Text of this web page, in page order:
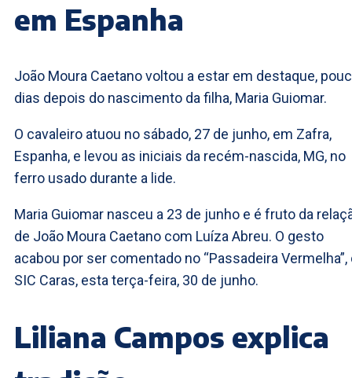
em Espanha
João Moura Caetano voltou a estar em destaque,
dias depois do nascimento da filha, Maria Guiomar.
O cavaleiro atuou no sábado, 27 de junho, em Zafra,
Espanha, e levou as iniciais da recém-nascida, MG, no
ferro usado durante a lide.
Maria Guiomar nasceu a 23 de junho e é fruto da
de João Moura Caetano com Luíza Abreu. O gesto
acabou por ser comentado no “Passadeira Vermelha”,
SIC Caras, esta terça-feira, 30 de junho.
Liliana Campos explica